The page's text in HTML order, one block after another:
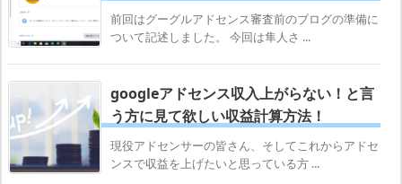
前回はグーグルアドセンス審査前のブログの準備に
ついて記述しました。 今回は隼人さ ...
googleアドセンス収入上がらない！と言
う方に見て欲しい収益計算方法！
現役アドセンサーの皆さん、そしてこれからアドセ
ンスで収益を上げたいと思っている方 ...